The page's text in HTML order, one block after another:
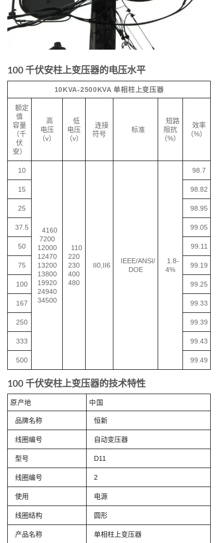
100 千伏安柱上变压器的电压水平
10KVA-2500KVA 单相柱上变压器
额定
值
容量
（千
伏
安）
高
电压
（v）
低
电压
（v）
连接
符号
标准
短路
阻抗
（%）
效率
（%）
10
4160
7200
12000
12470
13200
13800
19920
24940
34500
110
220
230
400
480
II0,II6
IEEE/ANSI/
DOE
1.8-
4%
98.7
15 98.82
25 98.95
37.5 99.05
50 99.11
75 99.19
100 99.25
167 99.33
250 99.39
333 99.43
500 99.49
100 千伏安柱上变压器的技术特性
原产地 中国
品牌名称 恒新
线圈编号 自动变压器
型号 D11
线圈编号 2
使用 电源
线圈结构 圆形
产品名称 单相柱上变压器